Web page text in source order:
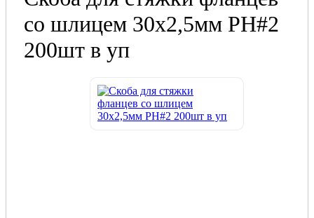
со шлицем 30х2,5мм PH#2
200шт в уп